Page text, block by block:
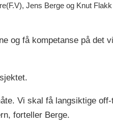
Jens Berge og Knut
og få kompetanse på det
Vi skal få langsiktige
forteller Berge.